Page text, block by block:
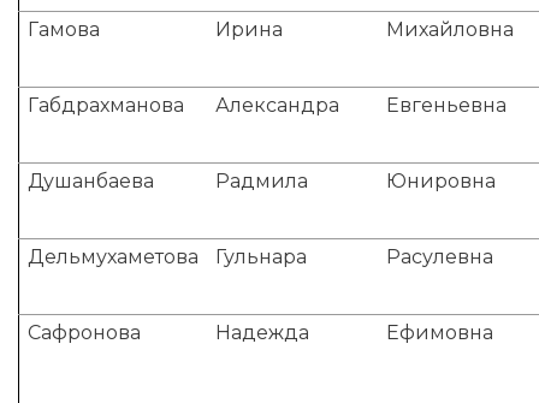
Гамова Ирина Михайловна
Габдрахманова Александра Евгеньевна
Душанбаева Радмила Юнировна
Дельмухаметова Гульнара Расулевна
Сафронова Надежда Ефимовна